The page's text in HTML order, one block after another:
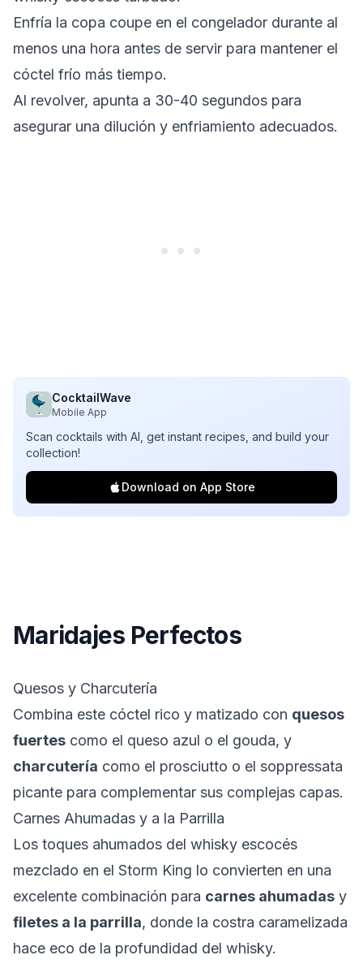
Enfría la copa coupe en el congelador durante al
menos una hora antes de servir para mantener el
cóctel frío más tiempo.
Al revolver, apunta a 30-40 segundos para
asegurar una dilución y enfriamiento adecuados.
CocktailWave
Mobile App
Scan cocktails with AI, get instant recipes, and build your
collection!
Download on App Store
Maridajes Perfectos
Quesos y Charcutería
Combina este cóctel rico y matizado con quesos
fuertes como el queso azul o el gouda, y
charcutería como el prosciutto o el soppressata
picante para complementar sus complejas capas.
Carnes Ahumadas y a la Parrilla
Los toques ahumados del whisky escocés
mezclado en el Storm King lo convierten en una
excelente combinación para carnes ahumadas y
filetes a la parrilla, donde la costra caramelizada
hace eco de la profundidad del whisky.